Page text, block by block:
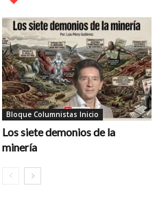
Bloque Columnistas Inicio
Los siete demonios de la
minería